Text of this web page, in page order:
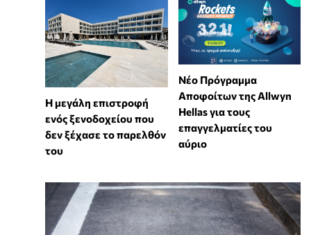
Η μεγάλη επιστροφή
ενός ξενοδοχείου που
δεν ξέχασε το παρελθόν
του
Νέο Πρόγραμμα
Αποφοίτων της Allwyn
Hellas για τους
επαγγελματίες του
αύριο